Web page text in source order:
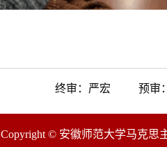
预审
终审：严宏
Copyright © 安徽师范大学马克思